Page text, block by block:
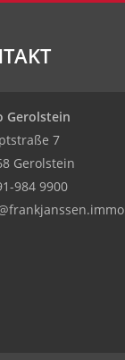
Gerolstein
7
Gerolstein
984 9900